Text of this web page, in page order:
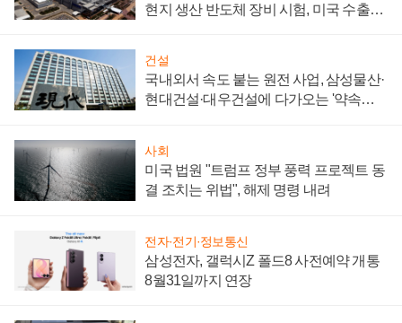
현지 생산 반도체 장비 시험, 미국 수출통
건설
국내외서 속도 붙는 원전 사업, 삼성물산·
현대건설·대우건설에 다가오는 '약속의
사회
미국 법원 "트럼프 정부 풍력 프로젝트 동
결 조치는 위법", 해제 명령 내려
전자·전기·정보통신
삼성전자, 갤럭시Z 폴드8 사전예약 개통
8월31일까지 연장